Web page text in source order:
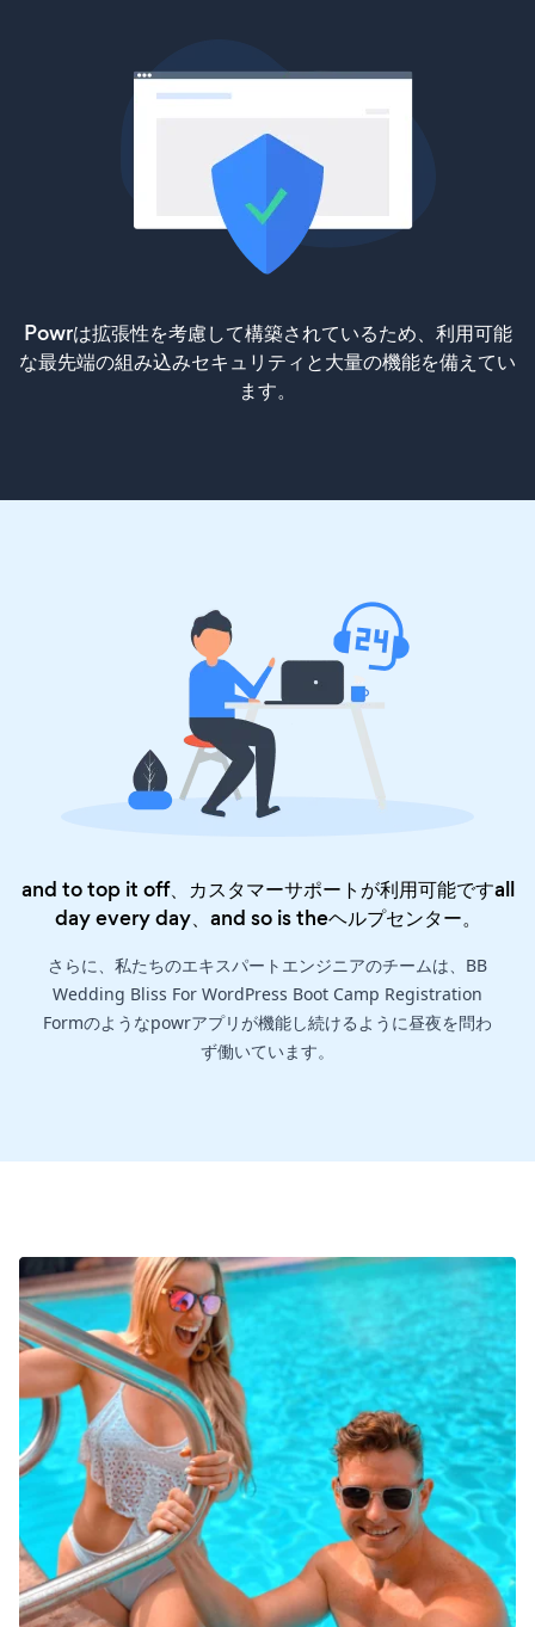
Powrは拡張性を考慮して構築されているため、利用可能
な最先端の組み込みセキュリティと大量の機能を備えてい
ます。
and to top it off、カスタマーサポートが利用可能ですall
day every day、and so is theヘルプセンター。
さらに、私たちのエキスパートエンジニアのチームは、BB
Wedding Bliss For WordPress Boot Camp Registration
Formのようなpowrアプリが機能し続けるように昼夜を問わ
ず働いています。